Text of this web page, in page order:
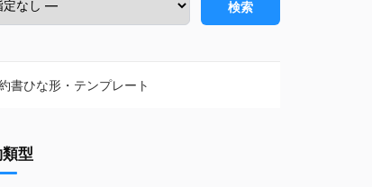
検索
書ひな形・テンプレート
（秘密保持契約）
型